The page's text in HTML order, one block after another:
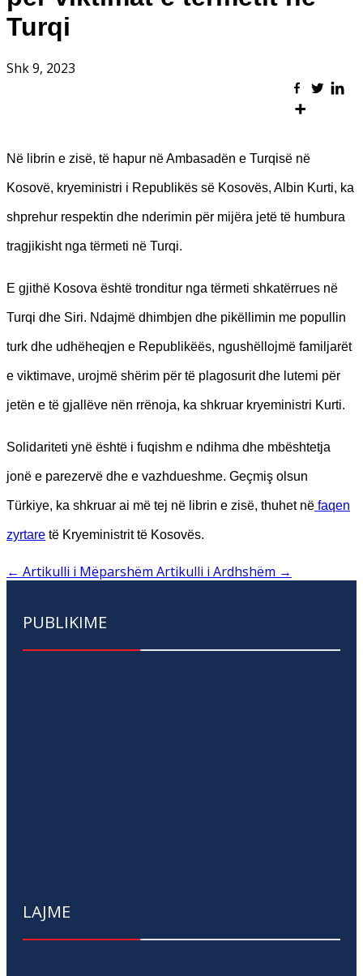
Turqi
Shk 9, 2023
Në librin e zisë, të hapur në Ambasadën e Turqisë në
Kosovë, kryeministri i Republikës së Kosovës, Albin Kurti, ka
shprehur respektin dhe nderimin për mijëra jetë të humbura
tragjikisht nga tërmeti në Turqi.
E gjithë Kosova është tronditur nga tërmeti shkatërrues në
Turqi dhe Siri. Ndajmë dhimbjen dhe pikëllimin me popullin
turk dhe udhëheqjen e Republikëës, ngushëllojmë familjarët
e viktimave, urojmë shërim për të plagosurit dhe lutemi për
jetën e të gjallëve nën rrënoja, ka shkruar kryeministri Kurti.
Solidariteti ynë është i fuqishm e ndihma dhe mbështetja
jonë e parezervë dhe e vazhdueshme. Geçmiş olsun
Türkiye, ka shkruar ai më tej në librin e zisë, thuhet në faqen
zyrtare të Kryeministrit të Kosovës.
← Artikulli i Mëparshëm Artikulli i Ardhshëm →
PUBLIKIME
LAJME